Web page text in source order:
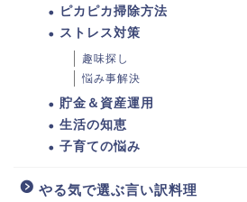
ピカピカ掃除方法
ストレス対策
趣味探し
悩み事解決
貯金＆資産運用
生活の知恵
子育ての悩み
やる気で選ぶ言い訳料理